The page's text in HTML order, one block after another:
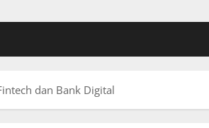
dan Bank Digital